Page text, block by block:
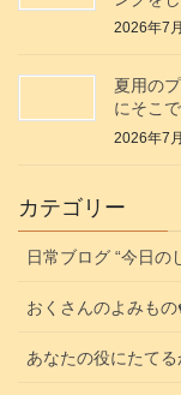
2026年7
夏用の
にそこ
2026年7
カテゴリー
日常ブログ “今日の
おくさんのよみもの
あなたの役にたて